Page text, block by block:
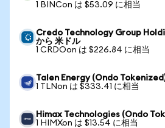
1 BINCon は $53.09 に相当
Credo Technology Group
から 米ドル
1 CRDOon は $226.84 に相当
Talen Energy (Ondo
1 TLNon は $333.41 に相当
Himax Technologies (Ondo
1 HIMXon は $13.54 に相当